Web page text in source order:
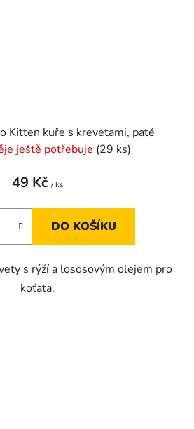
Kitten kuře s krevetami, paté
ještě potřebuje (29 ks)
49 Kč / ks
DO KOŠÍKU
s rýží a lososovým olejem pro
koťata.